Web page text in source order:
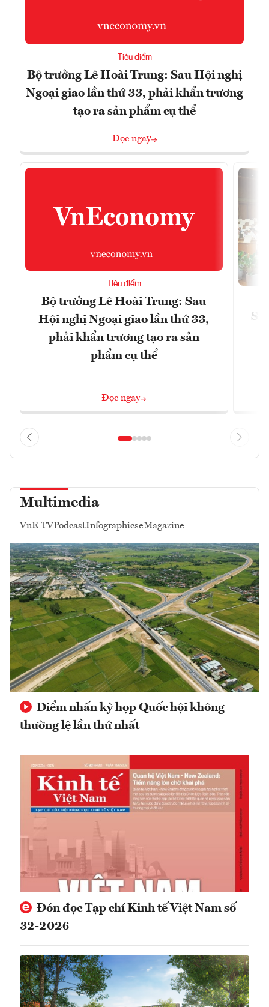
Tiêu điểm
Bộ trưởng Lê Hoài Trung: Sau Hội nghị
Ngoại giao lần thứ 33, phải khẩn trương
tạo ra sản phẩm cụ thể
Đọc ngay
Tiêu điểm
Bộ trưởng Lê Hoài Trung: Sau
Hội nghị Ngoại giao lần thứ 33,
phải khẩn trương tạo ra sản
phẩm cụ thể
Đọc ngay
Multimedia
VnE TVPodcastInfographicseMagazine
Điểm nhấn kỳ họp Quốc hội không
thường lệ lần thứ nhất
Đón đọc Tạp chí Kinh tế Việt Nam số
32-2026